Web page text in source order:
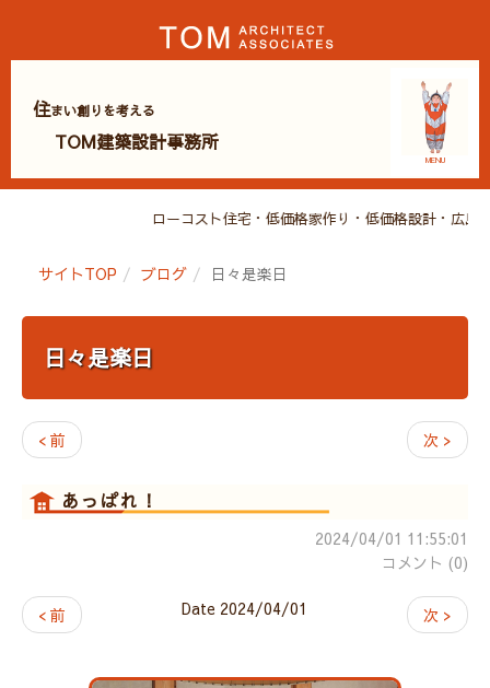
MENU
住まい創りを考える
TOM建築設計事務所
ローコスト住宅・低価格家作り・低価格設計・
サイトTOP ブログ 日々是楽日
日々是楽日
< 前 次 >
あっぱれ！
2024/04/01 11:55:01
コメント (0)
< 前 次 >
Date 2024/04/01